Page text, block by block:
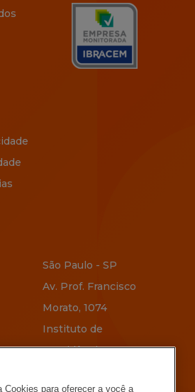
São Paulo - SP
Av. Prof. Francisco
Morato, 1074
Instituto de
Previdência
Cookies para oferecer a você a